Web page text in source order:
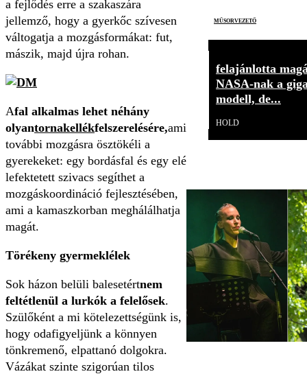
a fejlődés erre a szakaszára
jellemző, hogy a gyerkőc szívesen
váltogatja a mozgásformákat: fut,
mászik, majd újra rohan.
Afal alkalmas lehet néhány
olyantornakellékfelszerelésére,ami
további mozgásra ösztökéli a
gyerekeket: egy bordásfal és egy elé
lefektetett szivacs segíthet a
mozgáskoordináció fejlesztésében,
ami a kamaszkorban meghálálhatja
magát.
Törékeny gyermeklélek
Sok házon belüli balesetértnem
feltétlenül a lurkók a felelősek.
Szülőként a mi kötelezettségünk is,
hogy odafigyeljünk a könnyen
tönkremenő, elpattanó dolgokra.
Vázákat szinte szigorúan tilos
műsorvezető
felajánlotta
NASA-nak a
modell, de...
HOLD